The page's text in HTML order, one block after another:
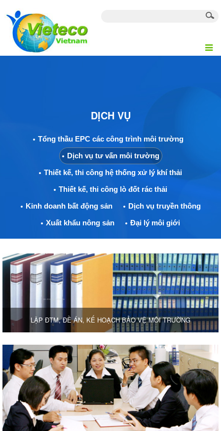
DỊCH VỤ
Tổng thầu EPC các công trình môi trường
Dịch vụ tư vấn môi trường
Thiết kế, thi công hệ thống xử lý khí thải
Thiết kế, thi công lò đốt rác thải
Kinh doanh bất động sản
Dịch vụ truyền thông
Xuất khẩu nông sản
Đại lý môi giới
LẬP ĐTM, ĐỀ ÁN, KẾ HOẠCH BẢO VỆ MÔI TRƯỜNG